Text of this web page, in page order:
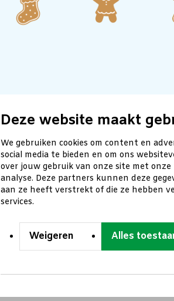
Deze website maakt
We gebruiken cookies om content en
social media te bieden en om ons
over jouw gebruik van onze site met
analyse. Deze partners kunnen deze
aan ze heeft verstrekt of die ze hebben
services.
Weigeren Alles